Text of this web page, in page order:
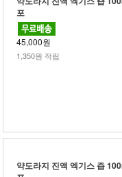
포
45,000원
1,350원 적립
약도라지 진액 엑기스 즙